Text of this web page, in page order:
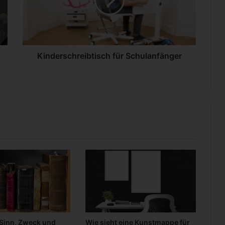
h
f
r
u
Kinderschreibtisch für Schulanfänger
Zweck und Wie sieht eine Kunstmappe für